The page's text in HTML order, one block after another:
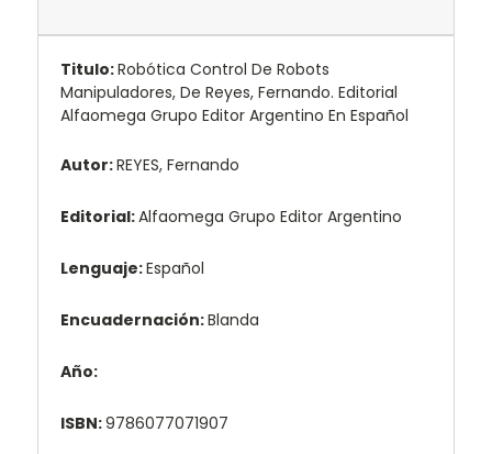
Titulo:Robótica Control De Robots
Manipuladores, De Reyes, Fernando. Editorial
Alfaomega Grupo Editor Argentino En Español
Autor:REYES, Fernando
Editorial:Alfaomega Grupo Editor Argentino
Lenguaje:Español
Encuadernación:Blanda
Año:
ISBN:9786077071907